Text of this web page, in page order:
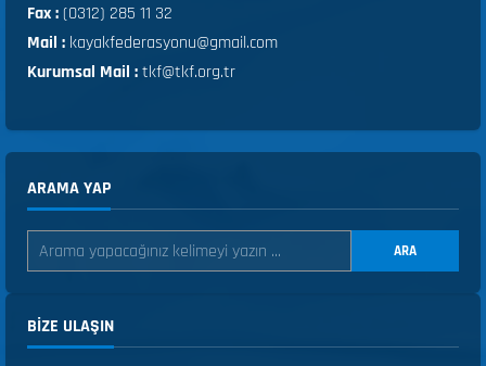
Fax :(0312) 285 11 32
Mail : kayakfederasyonu@gmail.com
Kurumsal Mail :tkf@tkf.org.tr
ARAMA YAP
ARA
BIZE ULAŞIN